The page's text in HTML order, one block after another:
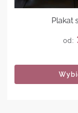
Plakat
od: